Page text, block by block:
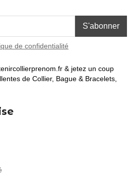
S'abonner
de confidentialité
& jetez un coup
de Collier, Bague & Bracelets,